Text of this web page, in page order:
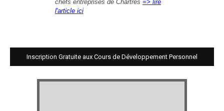
chefs entreprises de Chârtres => lire
l'article ici
Inscription Gratuite aux Cours de Développement Personnel